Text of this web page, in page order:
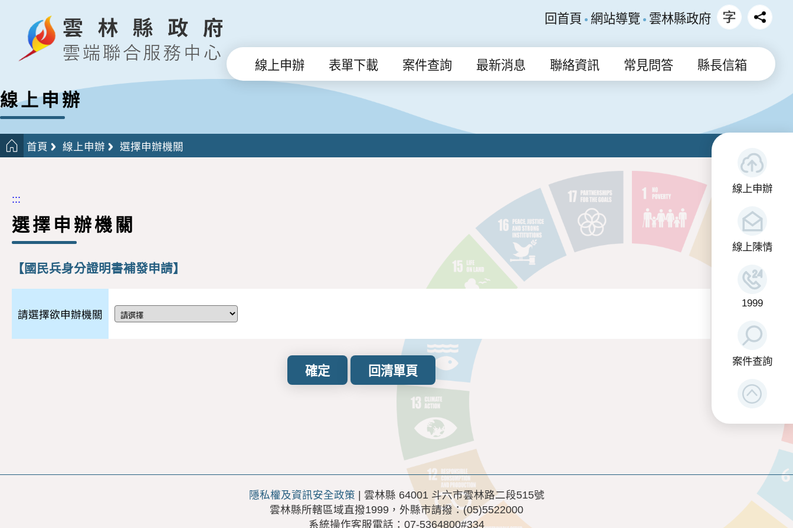
線上申辦
線上陳情
1999
案件查詢
回首頁 網站導覽 雲林縣政府
線上申辦 表單下載 案件查詢 最新消息 聯絡資訊 常見問答 縣長信箱
線上申辦
首頁 線上申辦 選擇申辦機關
:::
選擇申辦機關
【國民兵身分證明書補發申請】
請選擇欲申辦機關
確定 回清單頁
隱私權及資訊安全政策 | 雲林縣 64001 斗六市雲林路二段515號
雲林縣所轄區域直撥1999，外縣市請撥：(05)5522000
系統操作客服電話：07-5364800#334